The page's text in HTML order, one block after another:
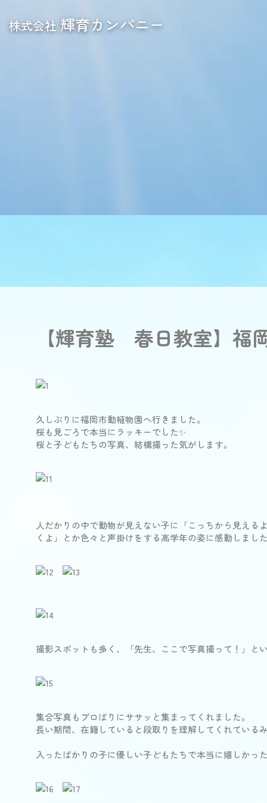
株式会社 輝育カンパニー
【輝育塾 春日教室】福
久しぶりに福岡市動植物園へ行きました。
桜も見ごろで本当にラッキーでした✨
桜と子どもたちの写真、結構撮った気がします。
人だかりの中で動物が見えない子に「こっちから見える
くよ」とか色々と声掛けをする高学年の姿に感動しまし
撮影スポットも多く、「先生、ここで写真撮って！」と
集合写真もプロばりにササッと集まってくれました。
長い期間、在籍していると段取りを理解してくれている
入ったばかりの子に優しい子どもたちで本当に嬉しかっ